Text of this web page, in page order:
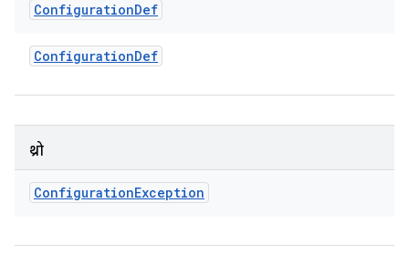
ConfigurationDef
ConfigurationDef
थ्रो
ConfigurationException